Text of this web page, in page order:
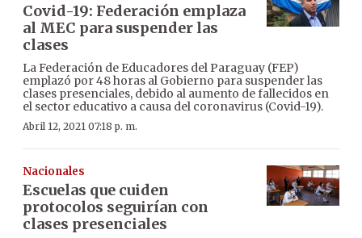
Covid-19: Federación emplaza
al MEC para suspender las
clases
La Federación de Educadores del Paraguay (FEP)
emplazó por 48 horas al Gobierno para suspender las
clases presenciales, debido al aumento de fallecidos en
el sector educativo a causa del coronavirus (Covid-19).
Abril 12, 2021 07:18 p. m.
Nacionales
Escuelas que cuiden
protocolos seguirían con
clases presenciales